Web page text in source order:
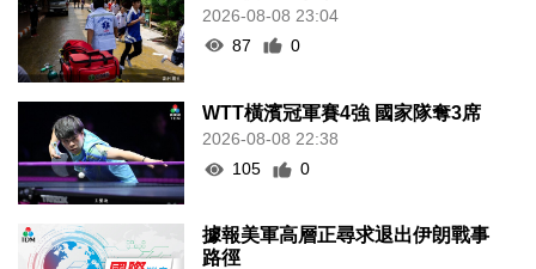
2026-08-08 23:04
87
0
WTT橫濱冠軍賽4強 國家隊奪3席
2026-08-08 22:38
105
0
據報美軍高層正尋求退出伊朗戰事
路徑